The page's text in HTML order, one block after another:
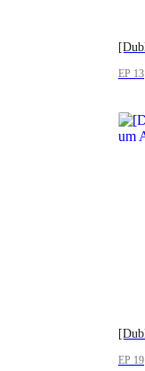
EP 13
EP 19